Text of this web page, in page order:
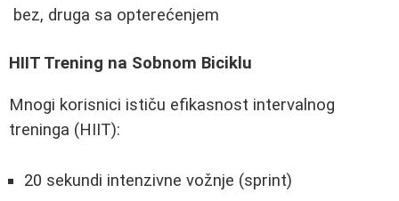
bez, druga sa opterećenjem
HIIT Trening na Sobnom Biciklu
Mnogi korisnici ističu efikasnost intervalnog
treninga (HIIT):
20 sekundi intenzivne vožnje (sprint)